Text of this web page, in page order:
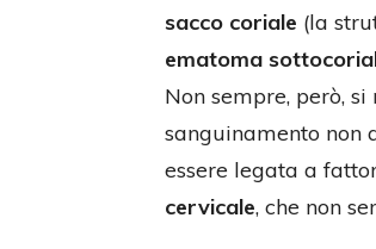
sacco coriale (la
ematoma
Non sempre, però,
sanguinamento non
essere legata a
cervicale, che non